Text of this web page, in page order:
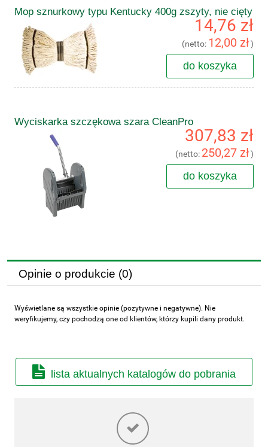
Mop sznurkowy typu Kentucky 400g zszyty, nie cięty
14,76 zł
(netto: 12,00 zł)
do koszyka
Wyciskarka szczękowa szara CleanPro
307,83 zł
(netto: 250,27 zł)
do koszyka
Opinie o produkcie (0)
Wyświetlane są wszystkie opinie (pozytywne i negatywne). Nie
weryfikujemy, czy pochodzą one od klientów, którzy kupili dany produkt.
lista aktualnych katalogów do pobrania